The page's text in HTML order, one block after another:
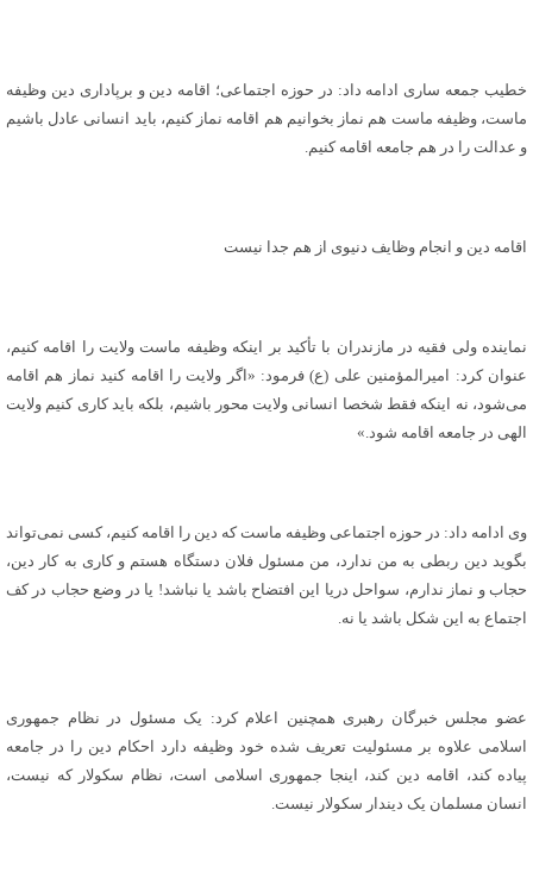
خطیب جمعه ساری ادامه داد: در حوزه اجتماعی؛ اقامه دین و برپاداری دین وظیفه
ماست، وظیفه ماست هم نماز بخوانیم هم اقامه نماز کنیم، باید انسانی عادل باشیم
و عدالت را در هم جامعه اقامه کنیم.
اقامه دین و انجام وظایف دنیوی از هم جدا نیست
نماینده ولی فقیه در مازندران با تأکید بر اینکه وظیفه ماست ولایت را اقامه کنیم،
عنوان کرد: امیرالمؤمنین علی (ع) فرمود: «اگر ولایت را اقامه کنید نماز هم اقامه
می‌شود، نه اینکه فقط شخصا انسانی ولایت محور باشیم، بلکه باید کاری کنیم ولایت
الهی در جامعه اقامه شود.»
وی ادامه داد: در حوزه اجتماعی وظیفه ماست که دین را اقامه کنیم، کسی نمی‌تواند
بگوید دین ربطی به من ندارد، من مسئول فلان دستگاه هستم و کاری به کار دین،
حجاب و نماز ندارم، سواحل دریا این افتضاح باشد یا نباشد! یا در وضع حجاب در کف
اجتماع به این شکل باشد یا نه.
عضو مجلس خبرگان رهبری همچنین اعلام کرد: یک مسئول در نظام جمهوری
اسلامی علاوه بر مسئولیت تعریف شده خود وظیفه دارد احکام دین را در جامعه
پیاده کند، اقامه دین کند، اینجا جمهوری اسلامی است، نظام سکولار که نیست،
انسان مسلمان یک دیندار سکولار نیست.